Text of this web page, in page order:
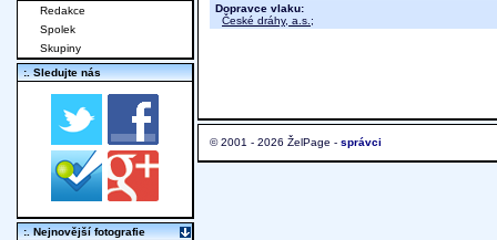
Dopravce vlaku:
České dráhy, a.s. ;
© 2001 - 2026 ŽelPage - správci
Redakce
Spolek
Skupiny
:. Sledujte nás
:. Nejnovější fotografie